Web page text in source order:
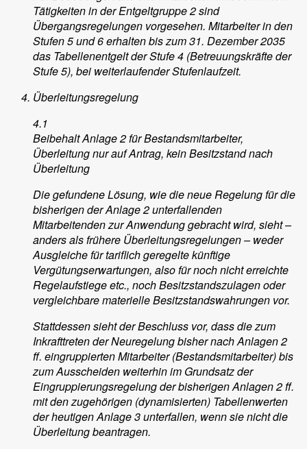
Tätigkeiten in der Entgeltgruppe 2 sind
Übergangsregelungen vorgesehen. Mitarbeiter in den
Stufen 5 und 6 erhalten bis zum 31. Dezember 2035
das Tabellenentgelt der Stufe 4 (Betreuungskräfte der
Stufe 5), bei weiterlaufender Stufenlaufzeit.
Überleitungsregelung
4.1
Beibehalt Anlage 2 für Bestandsmitarbeiter,
Überleitung nur auf Antrag, kein Besitzstand nach
Überleitung
Die gefundene Lösung, wie die neue Regelung für die
bisherigen der Anlage 2 unterfallenden
Mitarbeitenden zur Anwendung gebracht wird, sieht –
anders als frühere Überleitungsregelungen – weder
Ausgleiche für tariflich geregelte künftige
Vergütungserwartungen, also für noch nicht erreichte
Regelaufstiege etc., noch Besitzstandszulagen oder
vergleichbare materielle Besitzstandswahrungen vor.
Stattdessen sieht der Beschluss vor, dass die zum
Inkrafttreten der Neuregelung bisher nach Anlagen 2
ff. eingruppierten Mitarbeiter (Bestandsmitarbeiter) bis
zum Ausscheiden weiterhin im Grundsatz der
Eingruppierungsregelung der bisherigen Anlagen 2 ff.
mit den zugehörigen (dynamisierten) Tabellenwerten
der heutigen Anlage 3 unterfallen, wenn sie nicht die
Überleitung beantragen.